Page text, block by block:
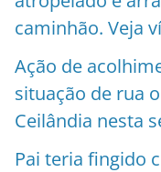
caminhão. Veja
Ação de
situação de rua
Ceilândia nesta
Pai teria fingido